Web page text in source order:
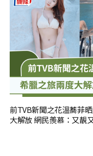
前TVB新聞之花溫蕎菲
大解放 網民羨慕：又靚